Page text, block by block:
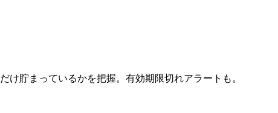
貯まっているかを把握。有効期限切れアラートも。